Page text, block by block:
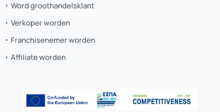
Word groothandelsklant
Verkoper worden
Franchisenemer worden
Affiliate worden